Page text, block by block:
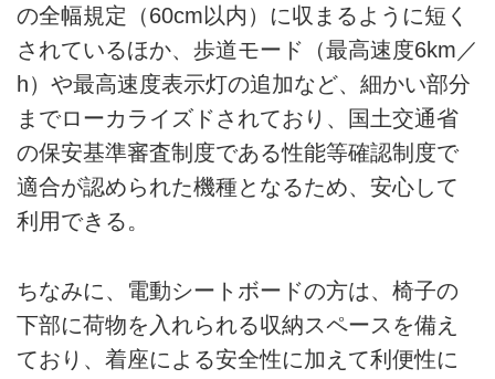
の全幅規定（60cm以内）に収まるように短く
されているほか、歩道モード（最高速度6km／
h）や最高速度表示灯の追加など、細かい部分
までローカライズドされており、国土交通省
の保安基準審査制度である性能等確認制度で
適合が認められた機種となるため、安心して
利用できる。
ちなみに、電動シートボードの方は、椅子の
下部に荷物を入れられる収納スペースを備え
ており、着座による安全性に加えて利便性に